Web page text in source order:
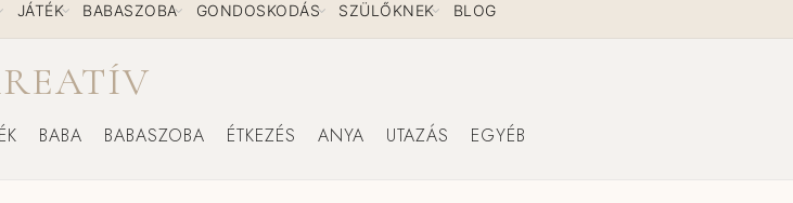
JÁTÉK BABASZOBA GONDOSKODÁS SZÜLŐKNEK BLOG
BABA BABASZOBA ÉTKEZÉS ANYA UTAZÁS EGYÉB